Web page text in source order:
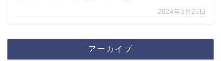
2024年3月25日
アーカイブ